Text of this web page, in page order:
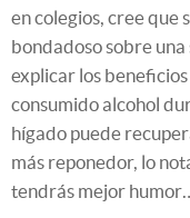
en colegios, cree que
bondadoso sobre
explicar los
consumido alcohol
hígado puede
más reponedor, lo
tendrás mejor